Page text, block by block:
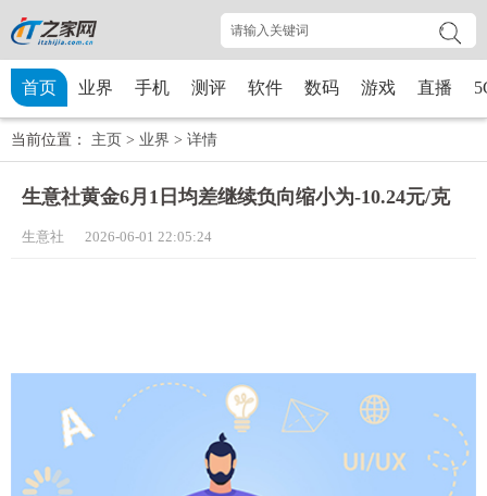
首页 业界 手机 测评 软件 数码 游戏 直播
当前位置： 主页 > 业界 > 详情
生意社黄金6月1日均差继续负向缩小为-10.24元/克
生意社 2026-06-01 22:05:24